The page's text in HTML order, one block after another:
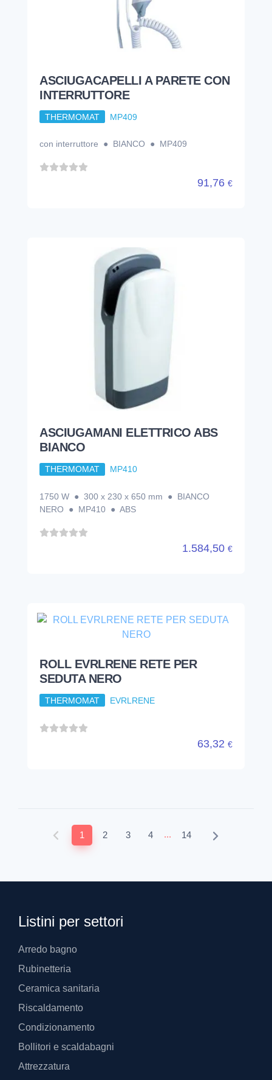
ASCIUGACAPELLI A PARETE CON
INTERRUTTORE
THERMOMAT MP409
con interruttore ● BIANCO ● MP409
91,76 €
ASCIUGAMANI ELETTRICO ABS
BIANCO
THERMOMAT MP410
1750 W ● 300 x 230 x 650 mm ● BIANCO
NERO ● MP410 ● ABS
1.584,50 €
ROLL EVRLRENE RETE PER
SEDUTA NERO
THERMOMAT EVRLRENE
63,32 €
1 2 3 4 ... 14
Listini per settori
Arredo bagno
Rubinetteria
Ceramica sanitaria
Riscaldamento
Condizionamento
Bollitori e scaldabagni
Attrezzatura